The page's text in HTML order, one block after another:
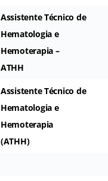
Assistente Técnico de
Hematologia e
Hemoterapia –
ATHH
Assistente Técnico de
Hematologia e
Hemoterapia
(ATHH)